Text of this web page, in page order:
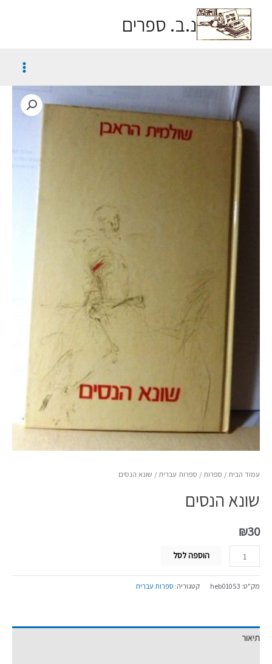
נ.ב. ספרים
עמוד הבית / ספרות / ספרות עברית / שונא הנסים
שונא הנסים
₪30
הוספה לסל
מק"ט: heb01053 קטגוריה: ספרות עברית
תיאור